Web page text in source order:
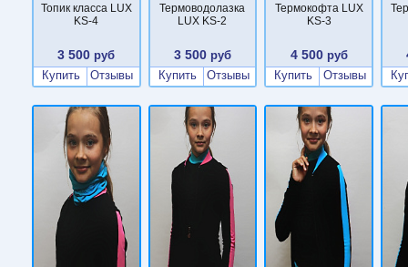
Топик класса LUX
KS-4
3 500 руб
Купить
Отзывы
Термоводолазка
LUX KS-2
3 500 руб
Купить
Отзывы
Термокофта LUX
KS-3
4 500руб
Купить
Отзывы